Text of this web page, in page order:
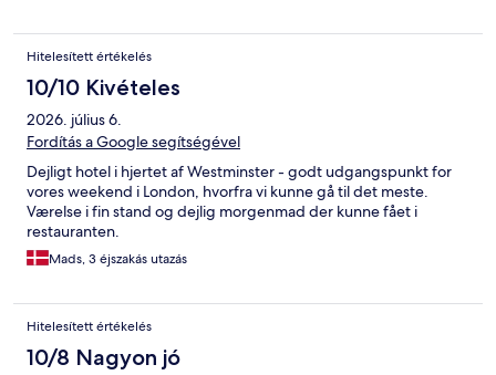
Hitelesített értékelés
10/10 Kivételes
2026. július 6.
Fordítás a Google segítségével
Dejligt hotel i hjertet af Westminster - godt udgangspunkt for
vores weekend i London, hvorfra vi kunne gå til det meste.
Værelse i fin stand og dejlig morgenmad der kunne fået i
restauranten.
Mads, 3 éjszakás utazás
Hitelesített értékelés
10/8 Nagyon jó